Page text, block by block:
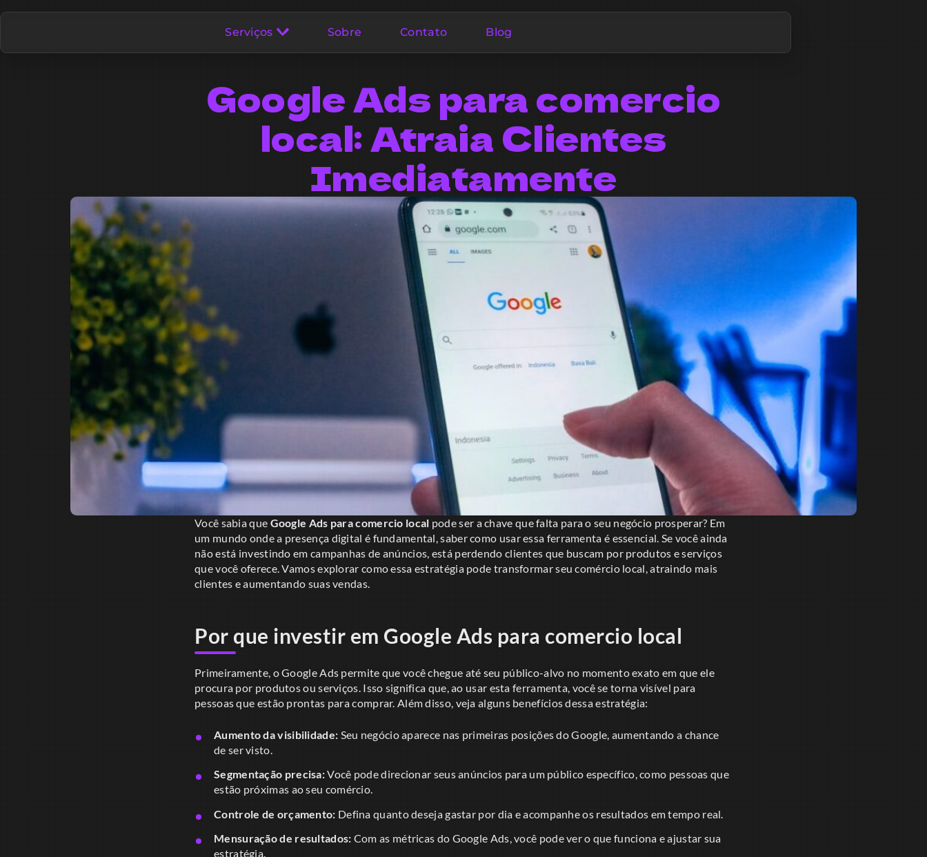
Serviços Sobre Contato Blog
Google Ads para comercio
local: Atraia Clientes
Imediatamente
Você sabia que Google Ads para comercio local pode ser a chave que falta para o seu negócio prosperar? Em
um mundo onde a presença digital é fundamental, saber como usar essa ferramenta é essencial. Se você ainda
não está investindo em campanhas de anúncios, está perdendo clientes que buscam por produtos e serviços
que você oferece. Vamos explorar como essa estratégia pode transformar seu comércio local, atraindo mais
clientes e aumentando suas vendas.
Por que investir em Google Ads para comercio local
Primeiramente, o Google Ads permite que você chegue até seu público-alvo no momento exato em que ele
procura por produtos ou serviços. Isso significa que, ao usar esta ferramenta, você se torna visível para
pessoas que estão prontas para comprar. Além disso, veja alguns benefícios dessa estratégia:
Aumento da visibilidade: Seu negócio aparece nas primeiras posições do Google, aumentando a chance
de ser visto.
Segmentação precisa:Você pode direcionar seus anúncios para um público específico, como pessoas que
estão próximas ao seu comércio.
Controle de orçamento: Defina quanto deseja gastar por dia e acompanhe os resultados em tempo real.
Mensuração de resultados: Com as métricas do Google Ads, você pode ver o que funciona e ajustar sua
estratégia.